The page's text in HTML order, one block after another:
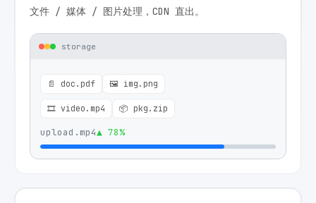
文件 / 媒体 / 图片处理，CDN 直出。
storage
📄 doc.pdf 🖼 img.png
🎞 video.mp4 📦 pkg.zip
upload.mp4▲ 78%